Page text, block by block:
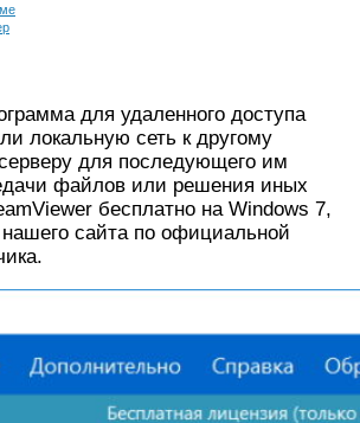
для удаленного доступа
локальную сеть к другому
для последующего им
файлов или решения иных
бесплатно на Windows 7,
сайта по официальной